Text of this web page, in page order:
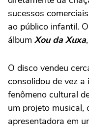
sucessos
ao público infantil.
álbum Xou da Xuxa
O disco vendeu
consolidou de vez a
fenômeno cultural
um projeto musical,
apresentadora em